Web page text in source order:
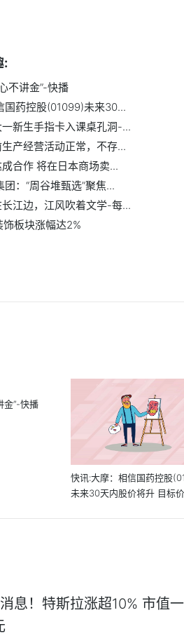
:
还 “讲心不讲金”-快播
国药控股(01099)未来30...
新生手指卡入课桌孔洞-...
产经营活动正常，不存...
合作 将在日本商场卖...
：“周谷堆甄选”聚焦...
江边，江风吹着文学-每...
板块涨幅达2%
不讲金”-快播
快讯:大摩：相信国药控股
未来30天内股价将升 目标
息！特斯拉涨超10% 市值